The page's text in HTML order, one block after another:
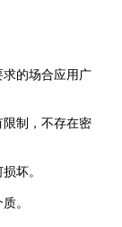
的场合应用广
制，不存在密
坏。
。